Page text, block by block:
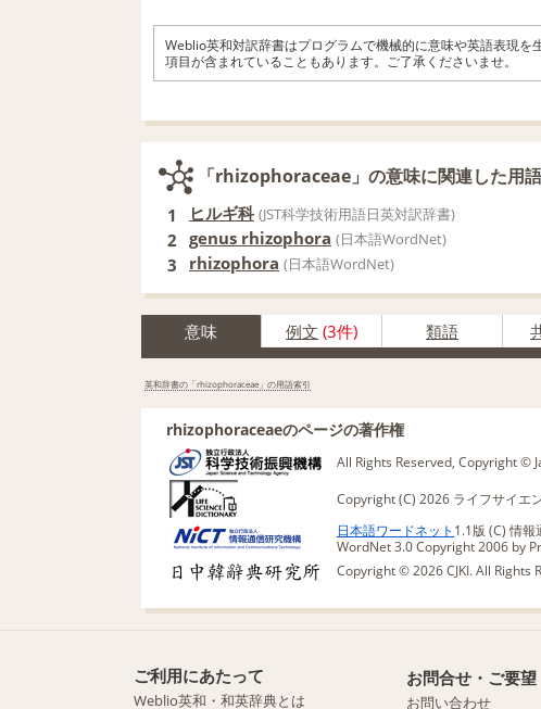
Weblio英和対訳辞書はプログラムで機械的に意味や英語表現を
項目が含まれていることもあります。ご了承くださいませ。
「rhizophoraceae」の意味に関連した用語
1 ヒルギ科 (JST科学技術用語日英対訳辞書)
2 genus rhizophora (日本語WordNet)
3 rhizophora (日本語WordNet)
意味 例文 (3件) 類語
英和辞書の「rhizophoraceae」の用語索引
rhizophoraceaeのページの著作権
All Rights Reserved, Copyright ©
Copyright (C) 2026 ライフサイエ
日本語ワードネット 1.1版 (C) 情
WordNet 3.0 Copyright 2006 by
Copyright © 2026 CJKI. All Rights
ご利用にあたって
Weblio英和・和英辞典とは
お問合せ・ご要望
お問い合わせ